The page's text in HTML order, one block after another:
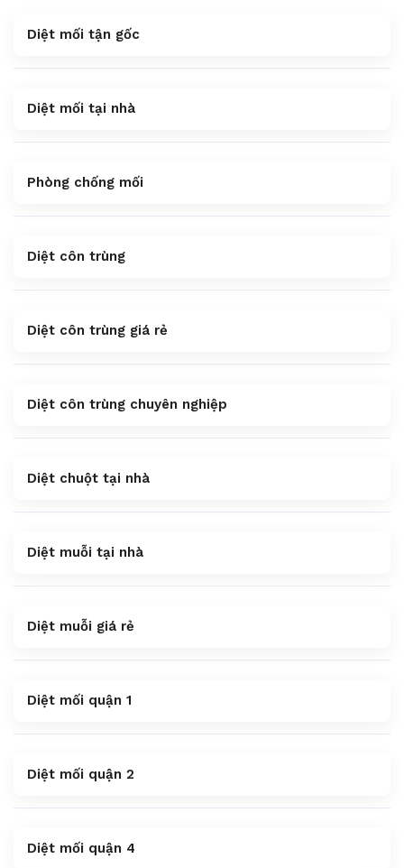
Diệt mối tận gốc
Diệt mối tại nhà
Phòng chống mối
Diệt côn trùng
Diệt côn trùng giá rẻ
Diệt côn trùng chuyên nghiệp
Diệt chuột tại nhà
Diệt muỗi tại nhà
Diệt muỗi giá rẻ
Diệt mối quận 1
Diệt mối quận 2
Diệt mối quận 4